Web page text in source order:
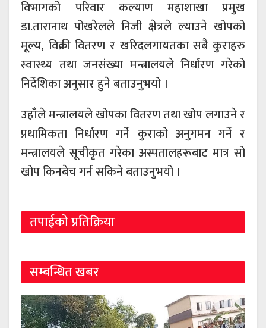
विभागको परिवार कल्याण महाशाखा प्रमुख
डा.तारानाथ पोखरेलले निजी क्षेत्रले ल्याउने खोपको
मूल्य, विक्री वितरण र खरिदलगायतका सबै कुराहरु
स्वास्थ्य तथा जनसंख्या मन्त्रालयले निर्धारण गरेको
निर्देशिका अनुसार हुने बताउनुभयो ।
उहाँले मन्त्रालयले खोपका वितरण तथा खोप लगाउने र
प्रथामिकता निर्धारण गर्ने कुराको अनुगमन गर्ने र
मन्त्रालयले सूचीकृत गरेका अस्पतालहरूबाट मात्र सो
खोप किनबेच गर्न सकिने बताउनुभयो ।
तपाईको प्रतिक्रिया
सम्बन्धित खबर